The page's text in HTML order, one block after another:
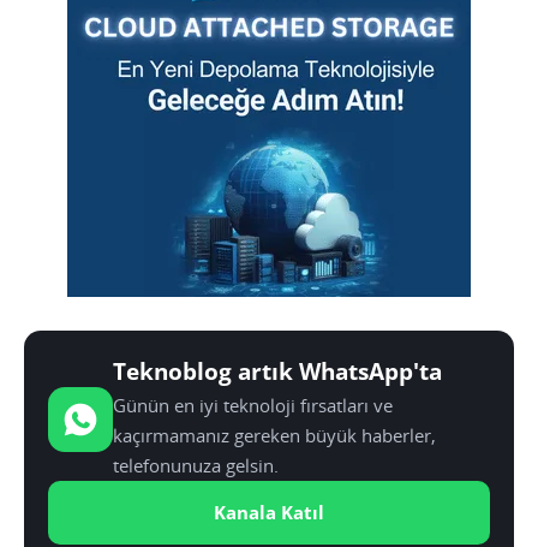
Teknoblog artık WhatsApp'ta
Günün en iyi teknoloji fırsatları ve
kaçırmamanız gereken büyük haberler,
telefonunuza gelsin.
Kanala Katıl